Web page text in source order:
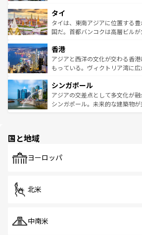
リティに包まれながら、韓国の多
わってみてほしい。 な
覧を参照してほしい。
急速な発展と共に伝統が息づく。
ーチミン市のフランス統治時代
醸し出している。また、バラエ
とつ。フォーやバインミー、ベト
ひ現地で味わいたい。どの地域
が旅行者を迎えてくれるので、
参照してほしい。
タイ
タイは、東南アジアに位置する
国だ。首都バンコクは高層ビル
の活気が交差している。北部では
帯で自然と触れ合い、南部では
いビーチでリゾート気分を楽し
激する。気候は一年中温暖で、ど
が待っている。親しみやすいタ
た文化、そして多様な観光資源
香港
アジアと西洋の文化が交わる香
もっている。ヴィクトリア湾に
み、どこを訪れても感動するはず
ており、効率よく見どころを回
うな絶景から文化的な体験まで
シンガポール
アジアの交差点として多文化が
シンガポール。未来的な建築物
で、ホーカーズは地元の風情を楽
国と地域
ヨーロッパ
北米
中南米